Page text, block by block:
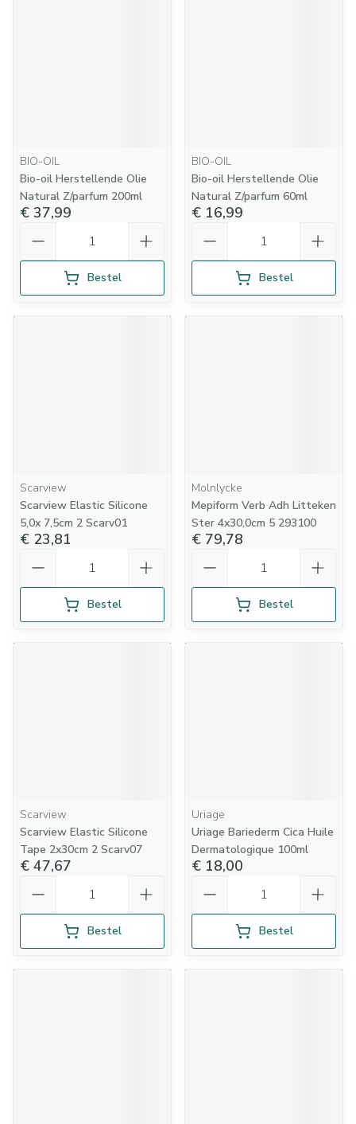
BIO-OIL
Bio-oil Herstellende Olie
Natural Z/parfum 200ml
€ 37,99
Bestel
BIO-OIL
Bio-oil Herstellende Olie
Natural Z/parfum 60ml
€ 16,99
Bestel
Scarview
Scarview Elastic Silicone
5,0x 7,5cm 2 Scarv01
€ 23,81
Bestel
Molnlycke
Mepiform Verb Adh Litteken
Ster 4x30,0cm 5 293100
€ 79,78
Bestel
Scarview
Scarview Elastic Silicone
Tape 2x30cm 2 Scarv07
€ 47,67
Bestel
Uriage
Uriage Bariederm Cica Huile
Dermatologique 100ml
€ 18,00
Bestel